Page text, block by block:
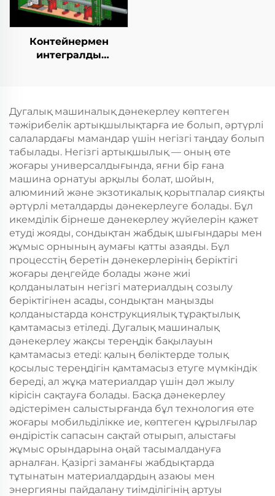
Контейнермен
интегралды
Дугалық машиналық дәнекерлеу көптеген
тәжірибелік артықшылықтарға ие болып, әртүрлі
салалардағы мамандар үшін негізгі таңдау болып
табылады. Негізгі артықшылық — оның өте
жоғары универсалдығында, яғни бір ғана
машина орнатуы арқылы болат, шойын,
алюминий және экзотикалық қорытпалар сияқты
әртүрлі металдарды дәнекерлеуге болады. Бұл
икемділік бірнеше дәнекерлеу жүйелерін қажет
етуді жояды, сондықтан жабдық шығындары мен
жұмыс орнының аумағы қатты азаяды. Бұл
процесстің беретін дәнекерлерінің беріктігі
жоғары деңгейде болады және жиі
қолданылатын негізгі материалдың созылу
беріктігінен асады, сондықтан маңызды
қолданыстарда конструкциялық тұрақтылық
қамтамасыз етіледі. Дугалық машиналық
дәнекерлеу жақсы тереңдік бақылауын
қамтамасыз етеді: қалың бөліктерде толық
қосылыс тереңдігін қамтамасыз етуге мүмкіндік
береді, ал жұқа материалдар үшін дәл жылу
кірісін сақтауға болады. Басқа дәнекерлеу
әдістерімен салыстырғанда бұл технология өте
жоғары мобильділікке ие, көптеген құрылғылар
өндірістік сапасын сақтай отырып, алыстағы
жұмыс орындарына оңай тасымалдануға
арналған. Қазіргі заманғы жабдықтарда
тұтынатын материалдардың азаюы мен
энергияны пайдалану тиімділігінің артуы